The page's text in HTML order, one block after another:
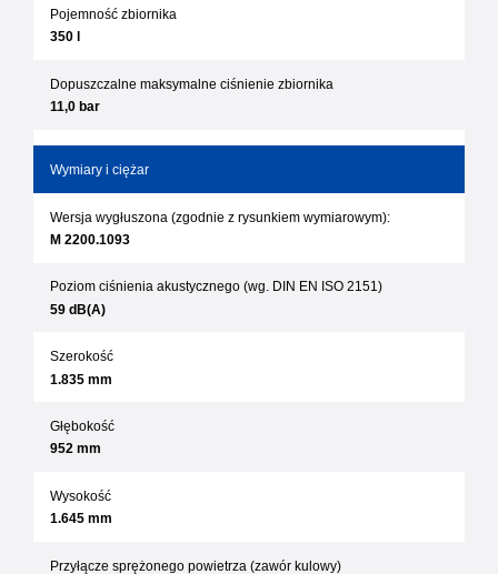
Pojemność zbiornika
350 l
Dopuszczalne maksymalne ciśnienie zbiornika
11,0 bar
Wymiary i ciężar
Wersja wygłuszona (zgodnie z rysunkiem wymiarowym):
M 2200.1093
Poziom ciśnienia akustycznego (wg. DIN EN ISO 2151)
59 dB(A)
Szerokość
1.835 mm
Głębokość
952 mm
Wysokość
1.645 mm
Przyłącze sprężonego powietrza (zawór kulowy)